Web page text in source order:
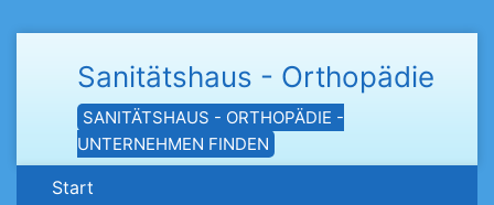
Sanitätshaus - Orthopädie
SANITÄTSHAUS - ORTHOPÄDIE -
UNTERNEHMEN FINDEN
Start